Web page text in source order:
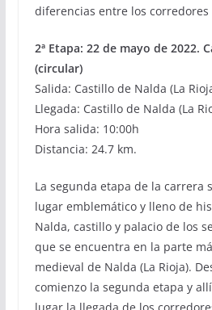
diferencias entre los
2ª Etapa: 22 de mayo de 2022.
(circular)
Salida: Castillo de Nalda (La
Llegada: Castillo de Nalda (La
Hora salida: 10:00h
Distancia: 24.7 km.
La segunda etapa de la carrera
lugar emblemático y lleno de
Nalda, castillo y palacio de los
que se encuentra en la parte
medieval de Nalda (La Rioja).
comienzo la segunda etapa y